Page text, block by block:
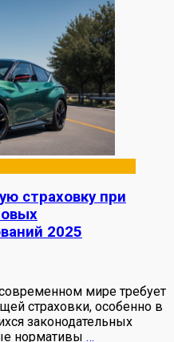
страховку при
2025
мире требует
страховки, особенно в
законодательных
нормативы …